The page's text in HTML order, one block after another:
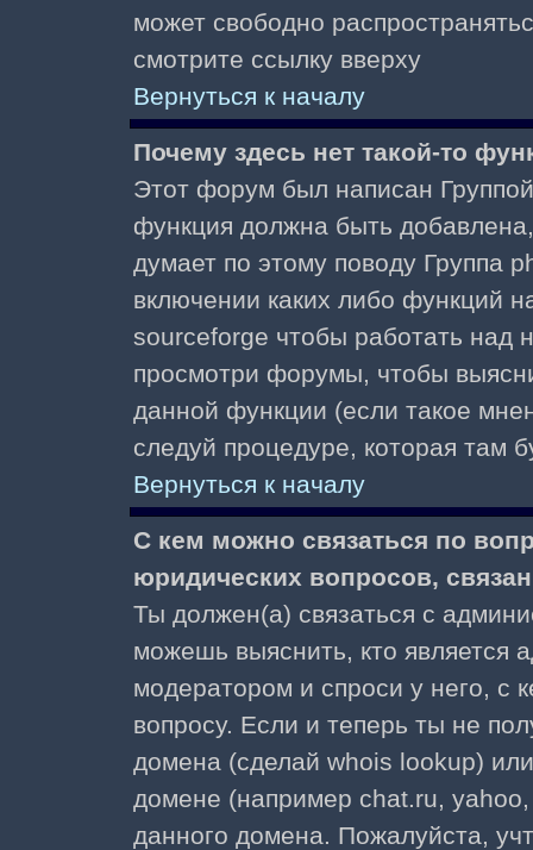
может свободно
смотрите ссылку вверху
Вернуться к началу
Почему здесь нет такой-то
Этот форум был написан
функция должна быть
думает по этому поводу Группа
включении каких либо функций
sourceforge чтобы работать над
просмотри форумы, чтобы
данной функции (если такое
следуй процедуре, которая там
Вернуться к началу
С кем можно связаться по
юридических вопросов,
Ты должен(а) связаться с
можешь выяснить, кто является
модератором и спроси у него, с
вопросу. Если и теперь ты не
домена (сделай whois lookup)
домене (например chat.ru,
данного домена. Пожалуйста,